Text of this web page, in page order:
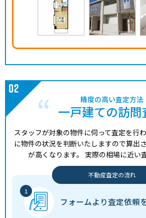
精度の高い査定方法
一戸建ての訪問
スタッフが対象の物件に伺って査定を行わ
に物件の状況を判断いたしますので算出
が高くなります。 実際の相場に近い
不動産査定の流れ
フォームより査定依頼